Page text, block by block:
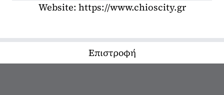
Website: https://www.chioscity.gr
Επιστροφή